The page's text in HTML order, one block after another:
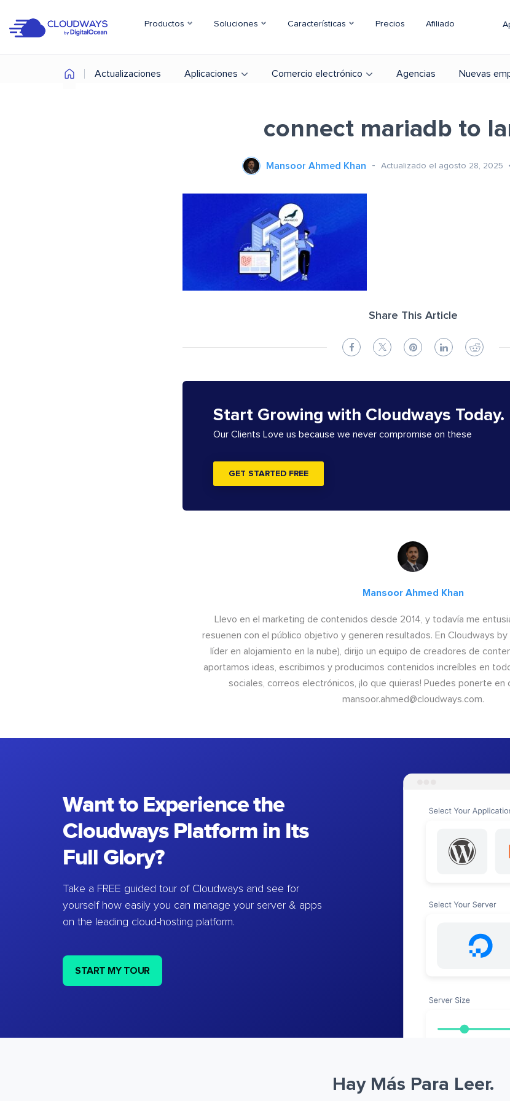
Productos Soluciones Características Precios Afiliado
Actualizaciones Aplicaciones Comercio electrónico Agencias Nuevas
connect mariadb to
Mansoor Ahmed Khan Actualizado el agosto 28, 2025
Share This Article
Start Growing with Cloudways Today.
Our Clients Love us because we never compromise on these
GET STARTED FREE
Mansoor Ahmed Khan
Llevo en el marketing de contenidos desde 2014, y todavía me
resuenen con el público objetivo y generen resultados. En Cloudways by
líder en alojamiento en la nube), dirijo un equipo de creadores de
aportamos ideas, escribimos y producimos contenidos increíbles en
sociales, correos electrónicos, ¡lo que quieras! Puedes ponerte
mansoor.ahmed@cloudways.com.
Want to Experience the
Cloudways Platform in Its
Full Glory?
Take a FREE guided tour of Cloudways and see for
yourself how easily you can manage your server & apps
on the leading cloud-hosting platform.
START MY TOUR
Hay Más Para Leer.